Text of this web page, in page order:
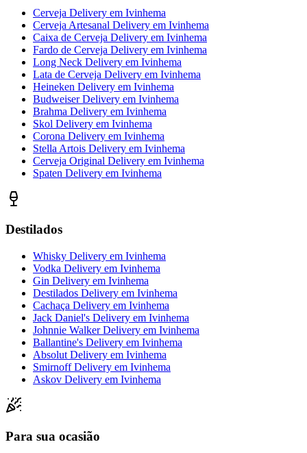
Cerveja Delivery em Ivinhema
Cerveja Artesanal Delivery em Ivinhema
Caixa de Cerveja Delivery em Ivinhema
Fardo de Cerveja Delivery em Ivinhema
Long Neck Delivery em Ivinhema
Lata de Cerveja Delivery em Ivinhema
Heineken Delivery em Ivinhema
Budweiser Delivery em Ivinhema
Brahma Delivery em Ivinhema
Skol Delivery em Ivinhema
Corona Delivery em Ivinhema
Stella Artois Delivery em Ivinhema
Cerveja Original Delivery em Ivinhema
Spaten Delivery em Ivinhema
Destilados
Whisky Delivery em Ivinhema
Vodka Delivery em Ivinhema
Gin Delivery em Ivinhema
Destilados Delivery em Ivinhema
Cachaça Delivery em Ivinhema
Jack Daniel's Delivery em Ivinhema
Johnnie Walker Delivery em Ivinhema
Ballantine's Delivery em Ivinhema
Absolut Delivery em Ivinhema
Smirnoff Delivery em Ivinhema
Askov Delivery em Ivinhema
Para sua ocasião